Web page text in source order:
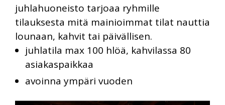
juhlahuoneisto tarjoaa ryhmille
tilauksesta mitä mainioimmat tilat nauttia
lounaan, kahvit tai päivällisen.
juhlatila max 100 hlöä, kahvilassa 80
asiakaspaikkaa
avoinna ympäri vuoden